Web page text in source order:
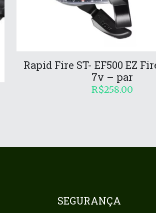
Rapid Fire ST- EF500 EZ
7v – par
R$258.00
SEGURANÇA